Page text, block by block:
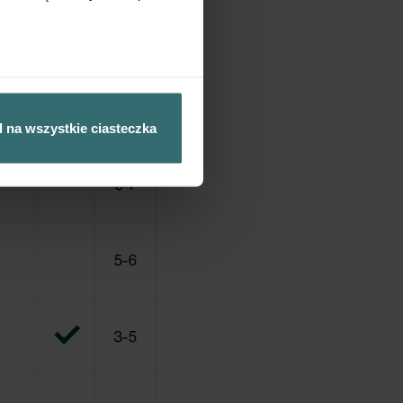
na wszystkie ciasteczka